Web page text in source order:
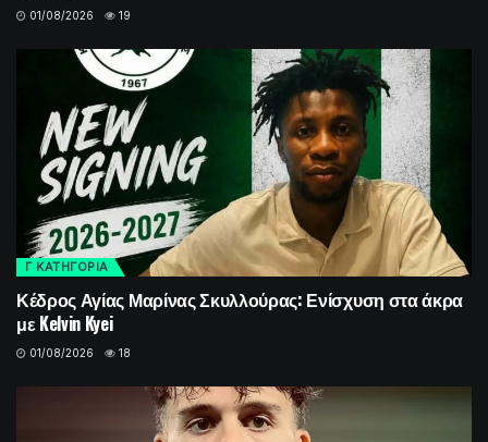
01/08/2026 19
Γ ΚΑΤΗΓΟΡΙΑ
Κέδρος Αγίας Μαρίνας Σκυλλούρας: Ενίσχυση στα άκρα
με Kelvin Kyei
01/08/2026 18